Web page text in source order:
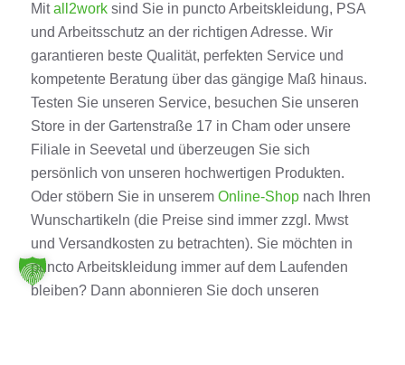
Mitall2worksind Sie in puncto Arbeitskleidung, PSA
und Arbeitsschutz an der richtigen Adresse. Wir
garantieren beste Qualität, perfekten Service und
kompetente Beratung über das gängige Maß hinaus.
Testen Sie unseren Service, besuchen Sie unseren
Store in der Gartenstraße 17 in Cham oder unsere
Filiale in Seevetal und überzeugen Sie sich
persönlich von unseren hochwertigen Produkten.
Oder stöbern Sie in unserem Online-Shopnach Ihren
Wunschartikeln (die Preise sind immer zzgl. Mwst
und Versandkosten zu betrachten). Sie möchten in
puncto Arbeitskleidung immer auf dem Laufenden
bleiben? Dann abonnieren Sie doch unseren